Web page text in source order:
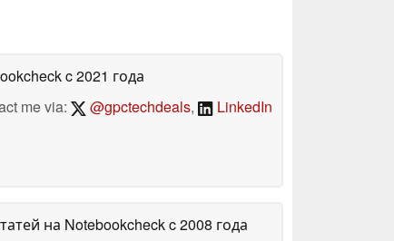
c 2021 года
me via:
@gpctechdeals, LinkedIn
на Notebookcheckc 2008 года